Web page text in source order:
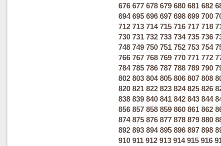
676 677 678 679 680 681 682
694 695 696 697 698 699 700
712 713 714 715 716 717 718
730 731 732 733 734 735 736
748 749 750 751 752 753 754
766 767 768 769 770 771 772
784 785 786 787 788 789 790
802 803 804 805 806 807 808
820 821 822 823 824 825 826
838 839 840 841 842 843 844
856 857 858 859 860 861 862
874 875 876 877 878 879 880
892 893 894 895 896 897 898
910 911 912 913 914 915 916